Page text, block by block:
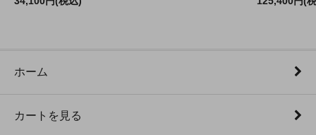
ホーム
カートを見る